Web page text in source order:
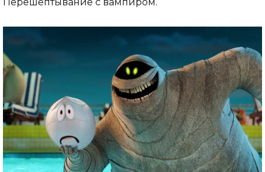
Перешёптывание с вампиром.